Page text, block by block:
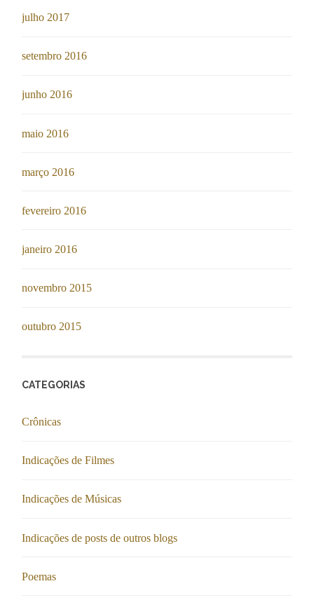
julho 2017
setembro 2016
junho 2016
maio 2016
março 2016
fevereiro 2016
janeiro 2016
novembro 2015
outubro 2015
CATEGORIAS
Crônicas
Indicações de Filmes
Indicações de Músicas
Indicações de posts de outros blogs
Poemas